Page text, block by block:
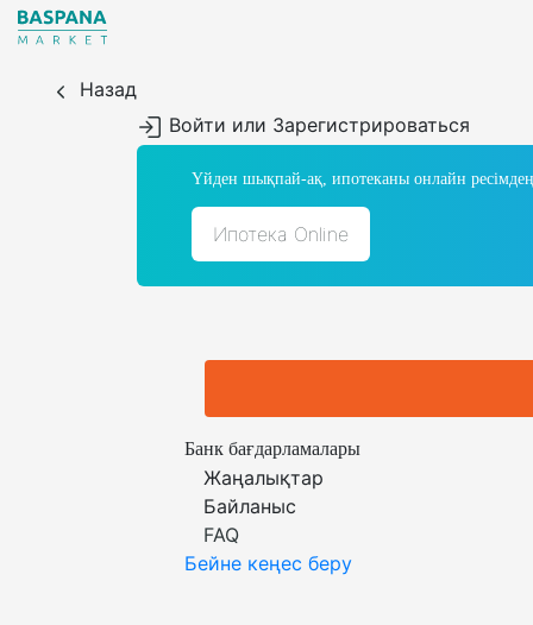
Назад
Войти или Зарегистрироваться
Үйден шықпай-ақ, ипотеканы онлайн
Ипотека Online
Банк бағдарламалары
Жаңалықтар
Байланыс
FAQ
Бейне кеңес беру